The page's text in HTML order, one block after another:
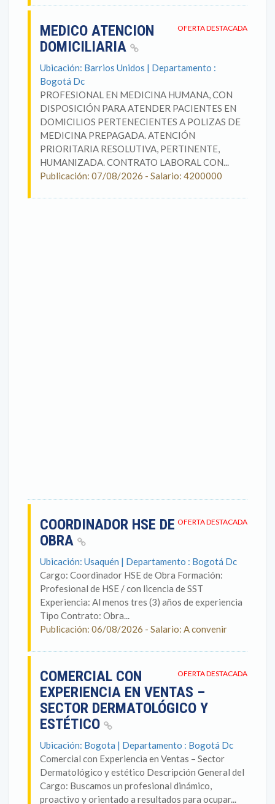
OFERTA DESTACADA
MEDICO ATENCION
DOMICILIARIA
Ubicación: Barrios Unidos | Departamento :
Bogotá Dc
PROFESIONAL EN MEDICINA HUMANA, CON
DISPOSICIÓN PARA ATENDER PACIENTES EN
DOMICILIOS PERTENECIENTES A POLIZAS DE
MEDICINA PREPAGADA. ATENCIÓN
PRIORITARIA RESOLUTIVA, PERTINENTE,
HUMANIZADA. CONTRATO LABORAL CON...
Publicación: 07/08/2026 - Salario: 4200000
OFERTA DESTACADA
COORDINADOR HSE DE
OBRA
Ubicación: Usaquén | Departamento : Bogotá Dc
Cargo: Coordinador HSE de Obra Formación:
Profesional de HSE / con licencia de SST
Experiencia: Al menos tres (3) años de experiencia
Tipo Contrato: Obra...
Publicación: 06/08/2026 - Salario: A convenir
OFERTA DESTACADA
COMERCIAL CON
EXPERIENCIA EN VENTAS –
SECTOR DERMATOLÓGICO Y
ESTÉTICO
Ubicación: Bogota | Departamento : Bogotá Dc
Comercial con Experiencia en Ventas – Sector
Dermatológico y estético Descripción General del
Cargo: Buscamos un profesional dinámico,
proactivo y orientado a resultados para ocupar...